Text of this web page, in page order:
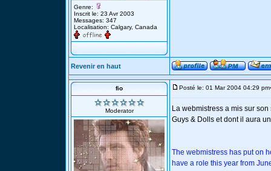
Genre:
Inscrit le: 23 Avr 2003
Messages: 347
Localisation: Calgary, Canada
Revenir en haut
fio
Moderator
Posté le: 01 Mar 2004 04:29 pm
La webmistress a mis sur
Guys & Dolls et dont il aura
The webmistress has put on
have a role this year from